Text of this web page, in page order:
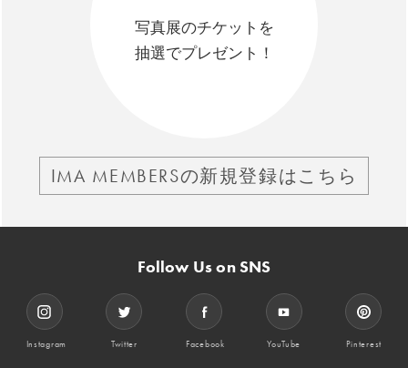
写真展のチケットを
抽選でプレゼント！
IMA MEMBERSの新規登録はこちら
Follow Us on SNS
Instagram Twitter Facebook YouTube Pinterest